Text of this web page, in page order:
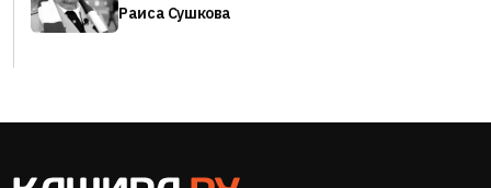
Раиса Сушкова